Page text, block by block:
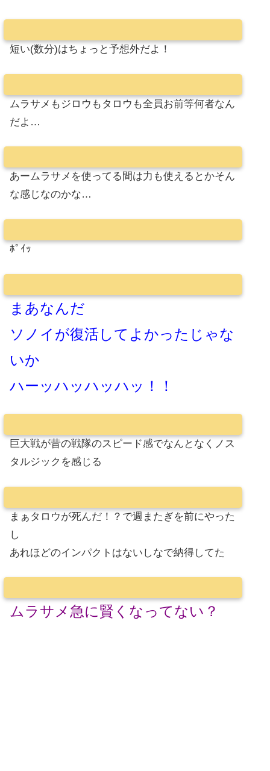
短い(数分)はちょっと予想外だよ！
ムラサメもジロウもタロウも全員お前等何者なん
だよ…
あームラサメを使ってる間は力も使えるとかそん
な感じなのかな…
ﾎﾟｲｯ
まあなんだ
ソノイが復活してよかったじゃな
いか
ハーッハッハッハッ！！
巨大戦が昔の戦隊のスピード感でなんとなくノス
タルジックを感じる
まぁタロウが死んだ！？で週またぎを前にやった
し
あれほどのインパクトはないしなで納得してた
ムラサメ急に賢くなってない？